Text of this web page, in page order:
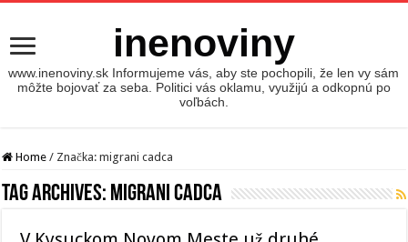
inenoviny
www.inenoviny.sk Informujeme vás, aby ste pochopili, že len vy sám
môžte bojovať za seba. Politici vás oklamu, využijú a odkopnú po
voľbách.
Home / Značka:migrani cadca
Tag Archives: migrani cadca